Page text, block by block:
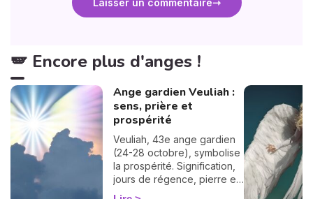
Laisser un commentaire
🪽 Encore plus d'anges !
Ange gardien Veuliah :
sens, prière et
prospérité
Veuliah, 43e ange gardien
(24-28 octobre), symbolise
la prospérité. Signification,
jours de régence, pierre et
prière pour l'invoquer.